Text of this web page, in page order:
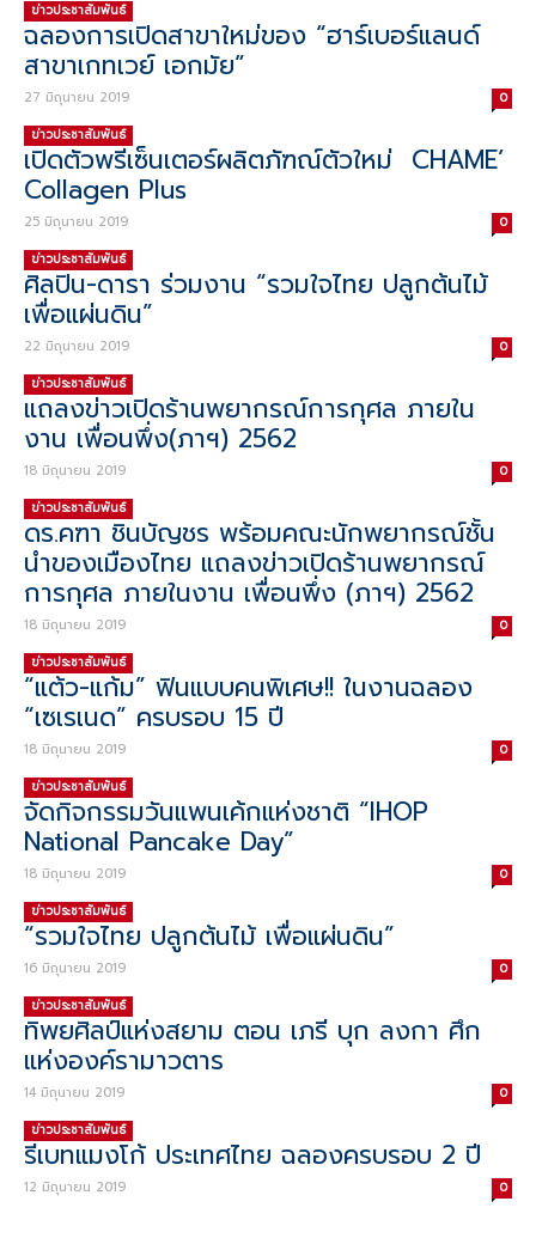
ข่าวประชาสัมพันธ์
ฉลองการเปิดสาขาใหม่ของ “ฮาร์เบอร์แลนด์
สาขาเกทเวย์ เอกมัย”
27 มิถุนายน 2019 0
ข่าวประชาสัมพันธ์
เปิดตัวพรีเซ็นเตอร์ผลิตภัฑณ์ตัวใหม่ CHAME’
Collagen Plus
25 มิถุนายน 2019 0
ข่าวประชาสัมพันธ์
ศิลปิน-ดารา ร่วมงาน “รวมใจไทย ปลูกต้นไม้
เพื่อแผ่นดิน”
22 มิถุนายน 2019 0
ข่าวประชาสัมพันธ์
แถลงข่าวเปิดร้านพยากรณ์การกุศล ภายใน
งาน เพื่อนพึ่ง(ภาฯ) 2562
18 มิถุนายน 2019 0
ข่าวประชาสัมพันธ์
ดร.คฑา ชินบัญชร พร้อมคณะนักพยากรณ์ชั้น
นำของเมืองไทย แถลงข่าวเปิดร้านพยากรณ์
การกุศล ภายในงาน เพื่อนพึ่ง (ภาฯ) 2562
18 มิถุนายน 2019 0
ข่าวประชาสัมพันธ์
“แต้ว-แก้ม” ฟินแบบคนพิเศษ!! ในงานฉลอง
“เซเรเนด” ครบรอบ 15 ปี
18 มิถุนายน 2019 0
ข่าวประชาสัมพันธ์
จัดกิจกรรมวันแพนเค้กแห่งชาติ “IHOP
National Pancake Day”
18 มิถุนายน 2019 0
ข่าวประชาสัมพันธ์
“รวมใจไทย ปลูกต้นไม้ เพื่อแผ่นดิน”
16 มิถุนายน 2019 0
ข่าวประชาสัมพันธ์
ทิพยศิลป์แห่งสยาม ตอน เภรี บุก ลงกา ศึก
แห่งองค์รามาวตาร
14 มิถุนายน 2019 0
ข่าวประชาสัมพันธ์
รีเบทแมงโก้ ประเทศไทย ฉลองครบรอบ 2 ปี
12 มิถุนายน 2019 0